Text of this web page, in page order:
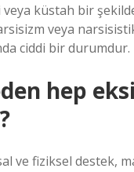
küstah bir
veya
ciddi bir durumdur.
hep
ve fiziksel destek,